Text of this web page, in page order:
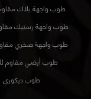
طوب واجهة بلاك
طوب واجهة رستيك
طوب واجهة صخري
طوب أرضي مقاوم
طوب ديكوري